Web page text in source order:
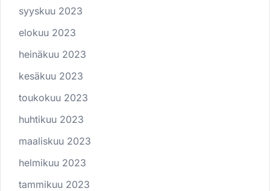
syyskuu 2023
elokuu 2023
heinäkuu 2023
kesäkuu 2023
toukokuu 2023
huhtikuu 2023
maaliskuu 2023
helmikuu 2023
tammikuu 2023